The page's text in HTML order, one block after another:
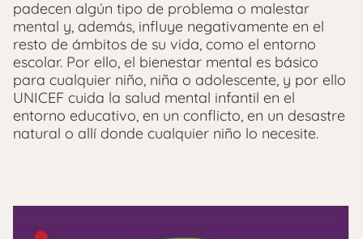
padecen algún tipo de problema o malestar
mental y, además, influye negativamente en el
resto de ámbitos de su vida, como el entorno
escolar. Por ello, el bienestar mental es básico
para cualquier niño, niña o adolescente, y por ello
UNICEF cuida la salud mental infantil en el
entorno educativo, en un conflicto, en un desastre
natural o allí donde cualquier niño lo necesite.